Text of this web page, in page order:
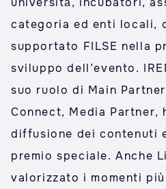
categoria ed enti locali,
supportato FILSE nella
sviluppo dell’evento.
suo ruolo di Main
Connect, Media
diffusione dei contenuti
premio speciale. Anche
valorizzato i momenti